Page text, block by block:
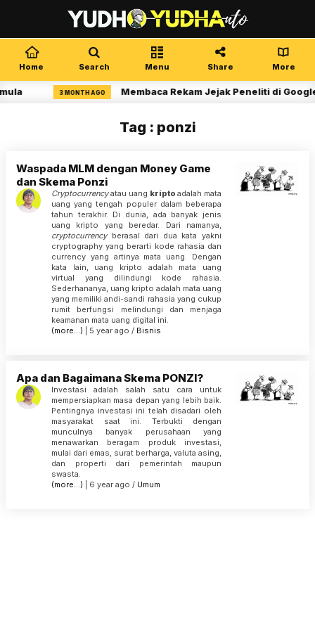
Home Search Menu Share More
3 MONTH AGO Membaca Rekam Jejak Peneliti di
Tag : ponzi
Waspada MLM dengan Money Game
dan Skema Ponzi
Cryptocurrencyatau uang kripto adalah mata
uang yang tengah populer dalam beberapa
tahun terakhir. Di dunia, ada banyak jenis
uang kripto yang beredar. Dari namanya,
cryptocurrency berasal dari dua kata yakni
cryptography yang berarti kode rahasia dan
currency yang artinya mata uang. Dengan
kata lain, uang kripto adalah mata uang
virtual yang dilindungi kode rahasia.
Sederhananya, uang kripto adalah mata uang
yang memiliki andi-sandi rahasia yang cukup
rumit berfungsi melindungi dan menjaga
keamanan mata uang digital ini.
(more…) | 5 year ago / Bisnis
Apa dan Bagaimana Skema PONZI?
Investasi adalah salah satu cara untuk
mempersiapkan masa depan yang lebih baik.
Pentingnya investasi ini telah disadari oleh
masyarakat saat ini. Terbukti dengan
munculnya banyak perusahaan yang
menawarkan beragam produk investasi,
mulai dari emas, surat berharga, valuta asing,
dan properti dari pemerintah maupun
swasta.
(more…) | 6 year ago / Umum